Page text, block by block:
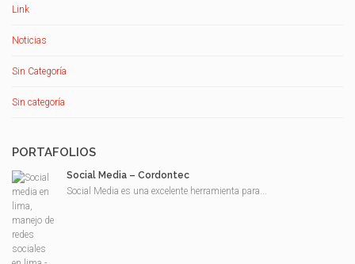
Link
Noticias
Sin Categoría
Sin categoría
PORTAFOLIOS
Social Media – Cordontec
Social Media es una excelente herramienta para...